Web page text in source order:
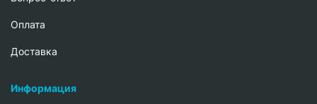
Oплата
Доставка
Информация